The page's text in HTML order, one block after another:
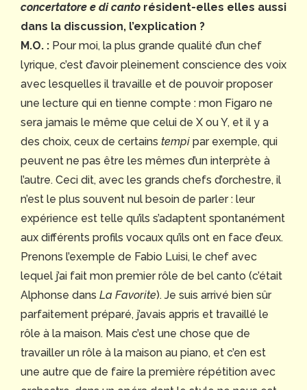
concertatore e di canto résident-elles elles aussi
dans la discussion, l’explication ?
M.O. : Pour moi, la plus grande qualité d’un chef
lyrique, c’est d’avoir pleinement conscience des voix
avec lesquelles il travaille et de pouvoir proposer
une lecture qui en tienne compte : mon Figaro ne
sera jamais le même que celui de X ou Y, et il y a
des choix, ceux de certains tempi par exemple, qui
peuvent ne pas être les mêmes d’un interprète à
l’autre. Ceci dit, avec les grands chefs d’orchestre, il
n’est le plus souvent nul besoin de parler : leur
expérience est telle qu’ils s’adaptent spontanément
aux différents profils vocaux qu’ils ont en face d’eux.
Prenons l’exemple de Fabio Luisi, le chef avec
lequel j’ai fait mon premier rôle de bel canto (c’était
Alphonse dans La Favorite). Je suis arrivé bien sûr
parfaitement préparé, j’avais appris et travaillé le
rôle à la maison. Mais c’est une chose que de
travailler un rôle à la maison au piano, et c’en est
une autre que de faire la première répétition avec